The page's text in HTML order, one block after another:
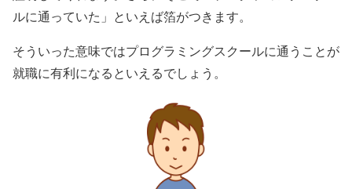
ルに通っていた」といえば箔がつきます。
そういった意味ではプログラミングスクールに通うことが
就職に有利になるといえるでしょう。